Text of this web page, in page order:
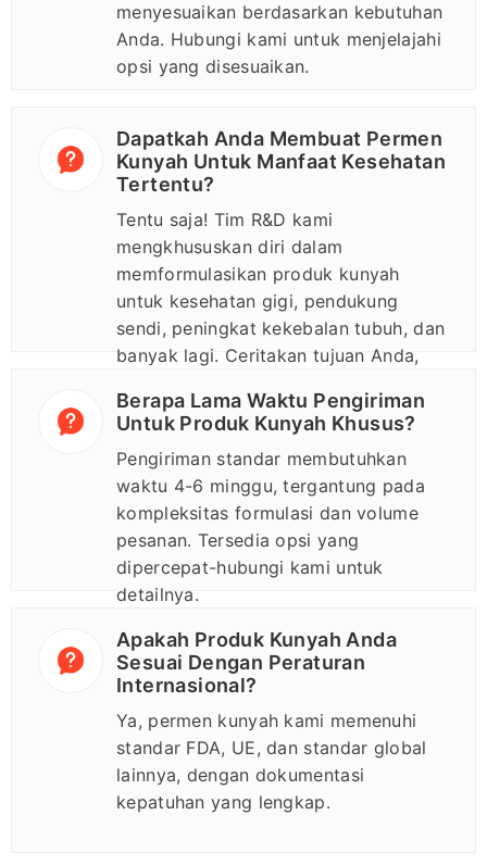
menyesuaikan berdasarkan kebutuhan
Anda. Hubungi kami untuk menjelajahi
opsi yang disesuaikan.
Dapatkah Anda Membuat Permen
Kunyah Untuk Manfaat Kesehatan
Tertentu?
Tentu saja! Tim R&D kami
mengkhususkan diri dalam
memformulasikan produk kunyah
untuk kesehatan gigi, pendukung
sendi, peningkat kekebalan tubuh, dan
banyak lagi. Ceritakan tujuan Anda,
Berapa Lama Waktu Pengiriman
Untuk Produk Kunyah Khusus?
Pengiriman standar membutuhkan
waktu 4-6 minggu, tergantung pada
kompleksitas formulasi dan volume
pesanan. Tersedia opsi yang
dipercepat-hubungi kami untuk
detailnya.
Apakah Produk Kunyah Anda
Sesuai Dengan Peraturan
Internasional?
Ya, permen kunyah kami memenuhi
standar FDA, UE, dan standar global
lainnya, dengan dokumentasi
kepatuhan yang lengkap.